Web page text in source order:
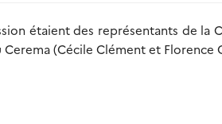
étaient des représentants de la
(Cécile Clément et Florence